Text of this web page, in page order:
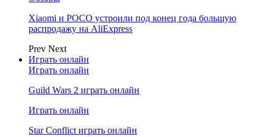
Xiaomi и POCO устроили под конец года большую
распродажу на AliExpress
Prev Next
Играть онлайн
Играть онлайн
Guild Wars 2 играть онлайн
Играть онлайн
Star Conflict играть онлайн